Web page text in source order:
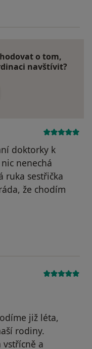
o tom,
navštívit?
doktorky k
nenechá
ruka sestřička
že chodím
účet byl odstraněn
již léta,
rodiny.
vstřícně a